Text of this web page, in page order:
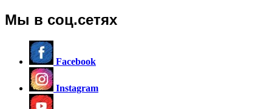
Мы в соц.сетях
Facebook
Instagram